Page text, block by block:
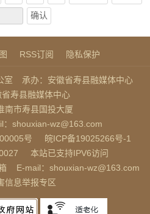
确认
RSS订阅 隐私保护
室
承办：安徽省寿县融媒体中心
寿县融媒体中心
南市寿县国投大厦
：shouxian-wz@163.com
号
皖ICP备19025266号-1
本站已支持IPV6访问
E-mail：shouxian-wz@163.com
信息举报专区